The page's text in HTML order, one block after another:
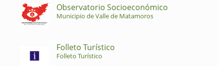
Observatorio Socioeconómico
Municipio de Valle de Matamoros
Folleto Turístico
Folleto Turístico